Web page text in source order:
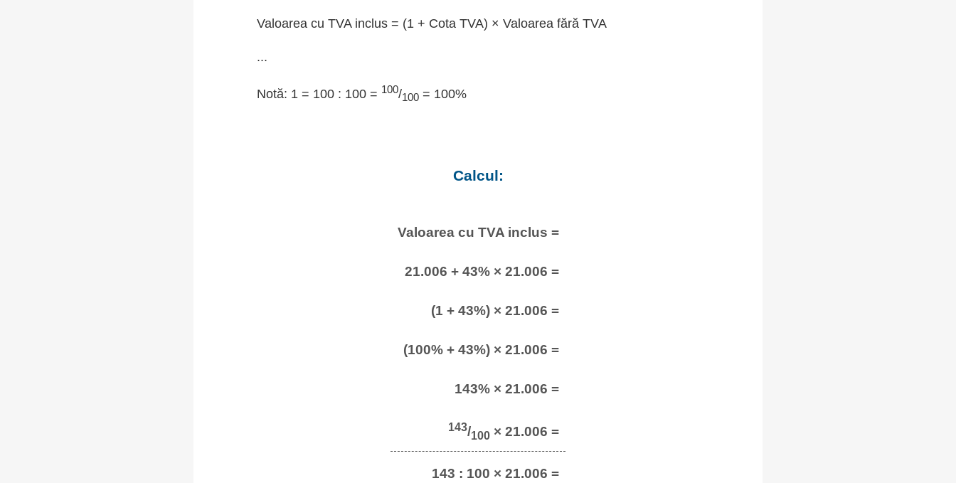
Valoarea cu TVA inclus = (1 + Cota TVA) × Valoarea fără TVA
...
Notă: 1 = 100 : 100 = 100/100 = 100%
Calcul:
Valoarea cu TVA inclus =
21.006 + 43% × 21.006 =
(1 + 43%) × 21.006 =
(100% + 43%) × 21.006 =
143% × 21.006 =
143/100× 21.006 =
143 : 100 × 21.006 =